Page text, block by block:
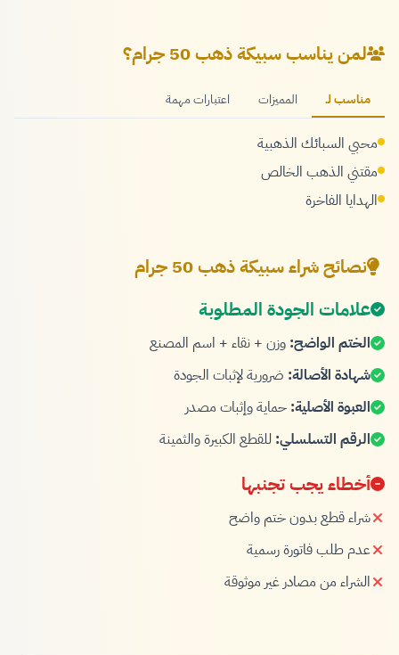
لمن يناسب سبيكة ذهب 50 جرام؟
مناسب لـ المميزات اعتبارات مهمة
محبي السبائك الذهبية
مقتني الذهب الخالص
الهدايا الفاخرة
نصائح شراء سبيكة ذهب 50 جرام
علامات الجودة المطلوبة
الختم الواضح: وزن + نقاء + اسم المصنع
شهادة الأصالة: ضرورية لإثبات الجودة
العبوة الأصلية: حماية وإثبات مصدر
الرقم التسلسلي: للقطع الكبيرة والثمينة
أخطاء يجب تجنبها
شراء قطع بدون ختم واضح
عدم طلب فاتورة رسمية
الشراء من مصادر غير موثوقة